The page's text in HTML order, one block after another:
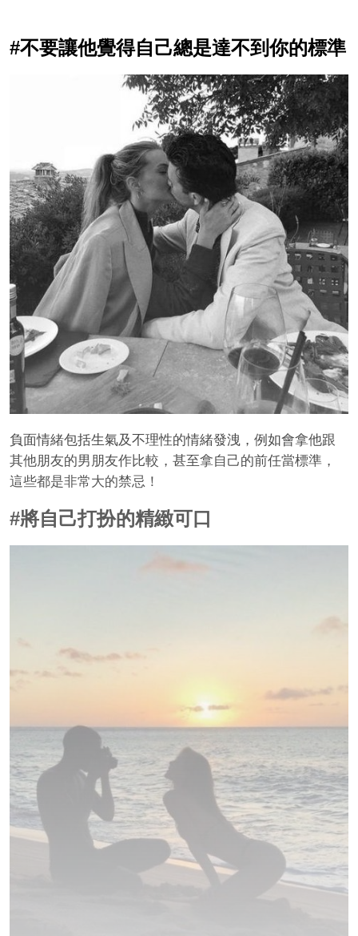
#不要讓他覺得自己總是達不到你的標準
負面情緒包括生氣及不理性的情緒發洩，例如會拿他跟
其他朋友的男朋友作比較，甚至拿自己的前任當標準，
這些都是非常大的禁忌！
#將自己打扮的精緻可口